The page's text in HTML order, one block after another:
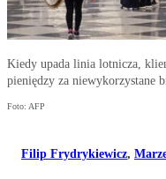
Kiedy upada linia lotnicza,
pieniędzy za niewykorzystane
Foto: AFP
Filip Frydrykiewicz,